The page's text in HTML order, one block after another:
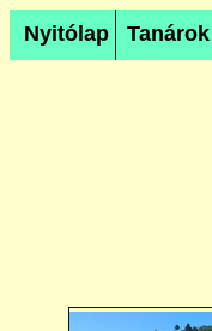
Nyitólap Tanárok